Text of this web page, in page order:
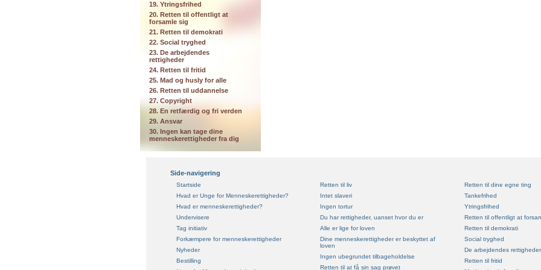
19. Ytringsfrihed
20. Retten til offentligt at
forsamle sig
21. Retten til demokrati
22. Social tryghed
23. De arbejdendes
rettigheder
24. Retten til fritid
25. Mad og husly for alle
26. Retten til uddannelse
27. Copyright
28. En retfærdig og fri verden
29. Ansvar
30. Ingen kan tage dine
menneskerettigheder fra dig
Side-navigering
Startside
Hvad er Unge for Menneskerettigheder?
Hvad er menneskerettigheder?
Undervisere
Tag initiativ
Forkæmpere for menneskerettigheder
Nyheder
Bestilling
Retten til liv
Intet slaveri
Ingen tortur
Du har rettigheder, uanset hvor du er
Alle er lige for loven
Dine menneskerettigheder er beskyttet af
loven
Ingen ubegrundet tilbageholdelse
Retten til at få sin sag prøvet
Retten til dine egne ting
Tankefrihed
Ytringsfrihed
Retten til offentligt at
Retten til demokrati
Social tryghed
De arbejdendes rettigheder
Retten til fritid